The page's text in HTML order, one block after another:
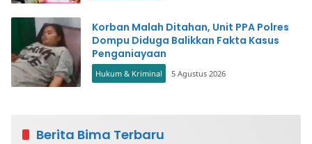
Korban Malah Ditahan, Unit PPA Polres
Dompu Diduga Balikkan Fakta Kasus
Penganiayaan
Hukum & Kriminal 5 Agustus 2026
Berita Bima Terbaru